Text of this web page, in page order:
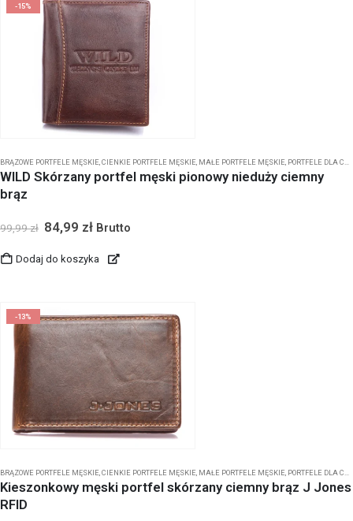
-15%
BRĄZOWE PORTFELE MĘSKIE,CIENKIE PORTFELE MĘSKIE, MAŁE PORTFELE MĘSKIE, PORTFELE DLA CHŁOPCA
WILD Skórzany portfel męski pionowy nieduży ciemny
brąz
99,99zł 84,99 zł Brutto
Dodaj do koszyka
-13%
BRĄZOWE PORTFELE MĘSKIE,CIENKIE PORTFELE MĘSKIE, MAŁE PORTFELE MĘSKIE, PORTFELE DLA CHŁOPCA
Kieszonkowy męski portfel skórzany ciemny brąz J Jones
RFID